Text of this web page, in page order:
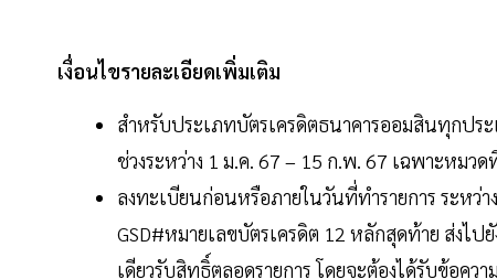
เงื่อนไขรายละเอียดเพิ่มเติม
สำหรับประเภทบัตรเครดิตธนาคารออมสินทุกปร
ช่วงระหว่าง 1 ม.ค. 67 – 15 ก.พ. 67 เฉพาะหมว
ลงทะเบียนก่อนหรือภายในวันที่ทำรายการ ระห
GSD#หมายเลขบัตรเครดิต 12 หลักสุดท้าย ส่งไ
เดียวรับสิทธิ์ตลอดรายการ โดยจะต้องได้รับข้อค